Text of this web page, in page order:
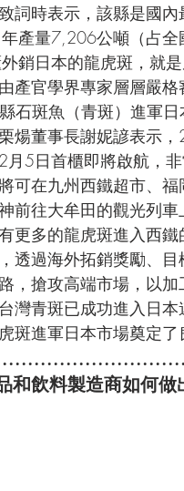
詞時表示，該縣是國
年產量7,206公噸（占
銷日本的龍虎斑，就
產官學界專家層層嚴
石斑魚（青斑）進軍
煬董事長謝妮諺表示
月5日首櫃即將啟航，
可在九州西鐵超市、
前往大牟田的觀光列
更多的龍虎斑進入西
透過海外拓銷獎勵、
，搶攻高端市場，以
灣青斑已成功進入日
斑進軍日本市場奠定
和飲料製造商如何